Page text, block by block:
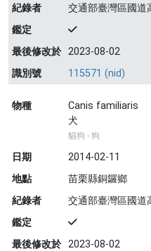
紀錄者
交通部臺灣區國道
鑑定
最後修改於 2023-08-02
識別號
115571 (nid)
物種
Canis familiaris
犬
貓狗 - 狗
日期
2014-02-11
地點
苗栗縣銅鑼鄉
紀錄者
交通部臺灣區國道
鑑定
最後修改於 2023-08-02